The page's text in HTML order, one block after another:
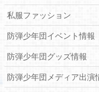
私服ファッション
防弾少年団イベント情報
防弾少年団グッズ情報
防弾少年団メディア出演